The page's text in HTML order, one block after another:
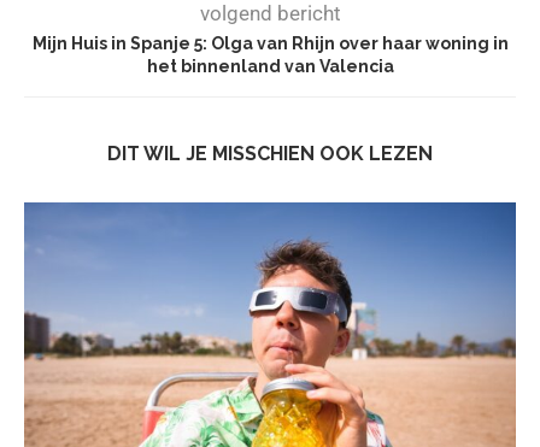
volgend bericht
Mijn Huis in Spanje 5: Olga van Rhijn over haar woning in
het binnenland van Valencia
DIT WIL JE MISSCHIEN OOK LEZEN